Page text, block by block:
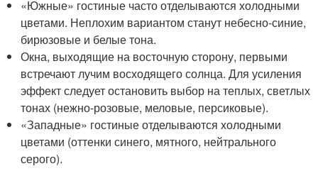
«Южные» гостиные часто отделываются холодными
цветами. Неплохим вариантом станут небесно-синие,
бирюзовые и белые тона.
Окна, выходящие на восточную сторону, первыми
встречают лучим восходящего солнца. Для усиления
эффект следует остановить выбор на теплых, светлых
тонах (нежно-розовые, меловые, персиковые).
«Западные» гостиные отделываются холодными
цветами (оттенки синего, мятного, нейтрального
серого).